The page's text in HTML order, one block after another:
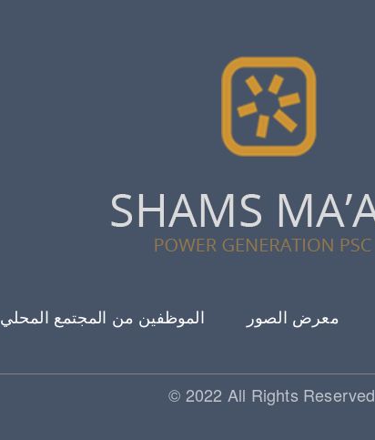
معرض الصور الموظفين من المجتمع المحلي
© 2022 All Rights Reserved